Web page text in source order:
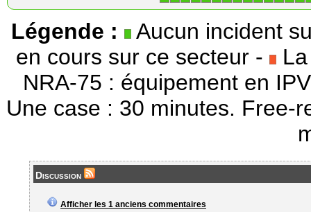
Légende :
Aucun incident
en cours sur ce secteur - La
NRA-75 : équipement en
Une case : 30 minutes. Free-
Discussion
Afficher les 1 anciens commentaires